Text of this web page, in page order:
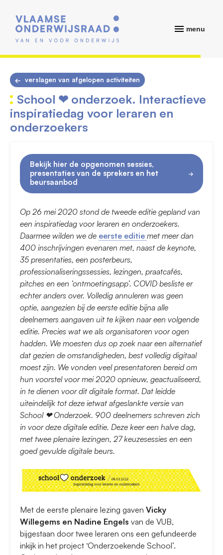
menu
verslagen van afgelopen activiteiten
School ❤ onderzoek. Interactieve
inspiratiedag voor leraren en
onderzoekers
Bekijk hier de opgenomen sessies,
presentaties van de sprekers en het
beursaanbod
Op 26 mei 2020 stond de tweede editie gepland van
een inspiratiedag voor leraren en onderzoekers.
Daarmee wilden we de eerste editie met meer dan
400 inschrijvingen evenaren met, naast de keynote,
35 presentaties, een posterbeurs,
professionaliseringssessies, lezingen, praatcafés,
pitches en een ‘ontmoetingsapp’. COVID besliste er
echter anders over. Volledig annuleren was geen
optie, aangezien bij de eerste editie bijna alle
deelnemers aangaven uit te kijken naar een volgende
editie. Precies wat we als organisatoren voor ogen
hadden. We moesten dus op zoek naar een alternatief
dat gezien de omstandigheden, best volledig digitaal
moest zijn. We vonden veel presentatoren bereid om
hun voorstel voor mei 2020 opnieuw, geactualiseerd,
in te dienen voor dit digitale format. Dat leidde
uiteindelijk tot deze ietwat afgeslankte versie van
School ❤ Onderzoek. 900 deelnemers schreven zich
in voor deze digitale editie. Deze keer een halve dag,
met twee plenaire lezingen, 27 keuzesessies en een
goed gevulde digitale beurs.
Met de eerste plenaire lezing gaven Vicky
Willegems en Nadine Engels van de VUB,
bijgestaan door twee leraren ons een gefundeerde
inkijk in het project ‘Onderzoekende School’.